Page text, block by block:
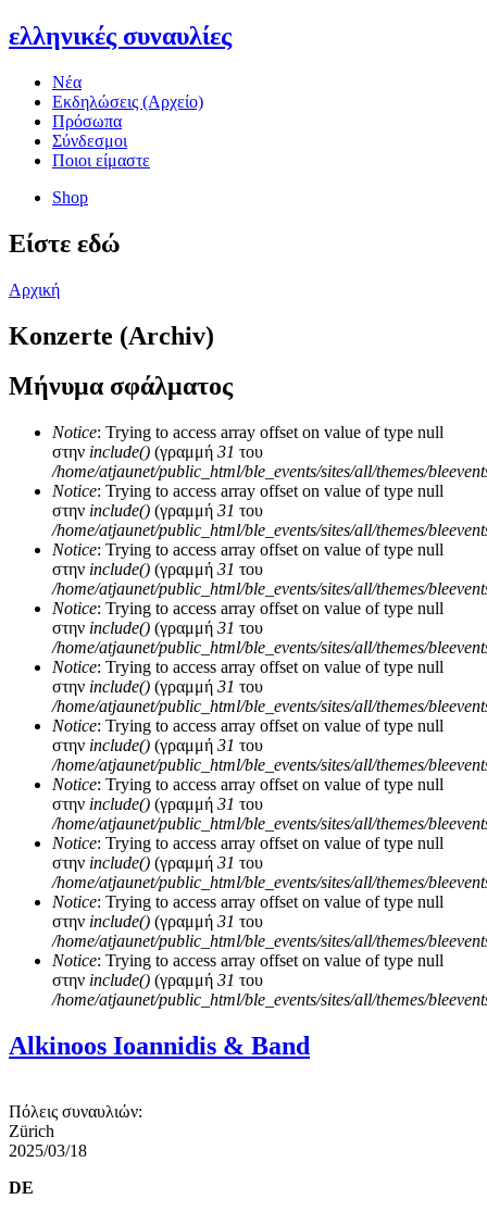
ελληνικές συναυλίες
Νέα
Εκδηλώσεις (Αρχείο)
Πρόσωπα
Σύνδεσμοι
Ποιοι είμαστε
Shop
Είστε εδώ
Αρχική
Konzerte (Archiv)
Μήνυμα σφάλματος
Notice: Trying to access array offset on value of type null
στην include() (γραμμή 31 του
/home/atjaunet/public_html/ble_events/sites/all/themes/
Notice: Trying to access array offset on value of type null
στην include() (γραμμή 31 του
/home/atjaunet/public_html/ble_events/sites/all/themes/
Notice: Trying to access array offset on value of type null
στην include() (γραμμή 31 του
/home/atjaunet/public_html/ble_events/sites/all/themes/
Notice: Trying to access array offset on value of type null
στην include() (γραμμή 31 του
/home/atjaunet/public_html/ble_events/sites/all/themes/
Notice: Trying to access array offset on value of type null
στην include() (γραμμή 31 του
/home/atjaunet/public_html/ble_events/sites/all/themes/
Notice: Trying to access array offset on value of type null
στην include() (γραμμή 31 του
/home/atjaunet/public_html/ble_events/sites/all/themes/
Notice: Trying to access array offset on value of type null
στην include() (γραμμή 31 του
/home/atjaunet/public_html/ble_events/sites/all/themes/
Notice: Trying to access array offset on value of type null
στην include() (γραμμή 31 του
/home/atjaunet/public_html/ble_events/sites/all/themes/
Notice: Trying to access array offset on value of type null
στην include() (γραμμή 31 του
/home/atjaunet/public_html/ble_events/sites/all/themes/
Notice: Trying to access array offset on value of type null
στην include() (γραμμή 31 του
/home/atjaunet/public_html/ble_events/sites/all/themes/
Alkinoos Ioannidis & Band
Πόλεις συναυλιών:
Zürich
2025/03/18
DE